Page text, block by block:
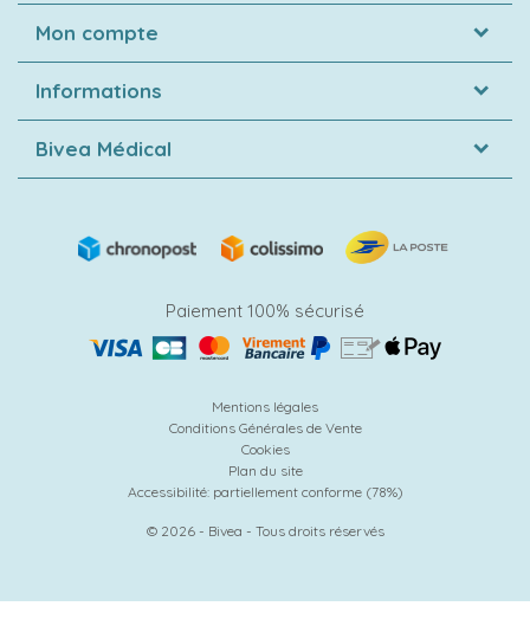
Mon compte
Informations
Bivea Médical
Paiement 100% sécurisé
Mentions légales
Conditions Générales de Vente
Cookies
Plan du site
Accessibilité: partiellement conforme (78%)
© 2026 - Bivea - Tous droits réservés